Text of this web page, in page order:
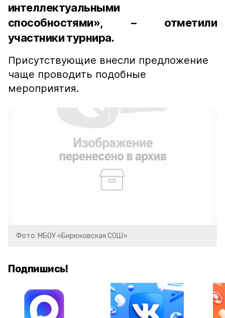
интеллектуальными
способностями», – отметили
участники турнира.
Присутствующие внесли предложение
чаще проводить подобные
мероприятия.
Фото: МБОУ «Бирюковская СОШ»
Подпишись!